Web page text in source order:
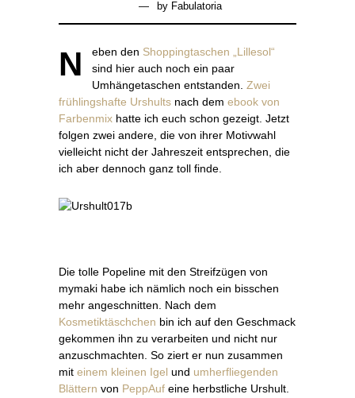
Mai
2018
by Fabulatoria
Neben den Shoppingtaschen „Lillesol“
sind hier auch noch ein paar
Umhängetaschen entstanden. Zwei
frühlingshafte Urshults nach dem ebook von
Farbenmix hatte ich euch schon gezeigt. Jetzt
folgen zwei andere, die von ihrer Motivwahl
vielleicht nicht der Jahreszeit entsprechen, die
ich aber dennoch ganz toll finde.
Die tolle Popeline mit den Streifzügen von
mymaki habe ich nämlich noch ein bisschen
mehr angeschnitten. Nach dem
Kosmetiktäschchen bin ich auf den Geschmack
gekommen ihn zu verarbeiten und nicht nur
anzuschmachten. So ziert er nun zusammen
mit einem kleinen Igel und umherfliegenden
Blättern von PeppAuf eine herbstliche Urshult.